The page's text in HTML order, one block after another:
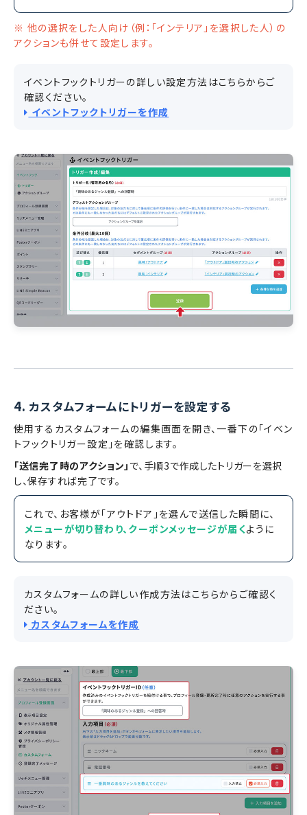
※ 他の選択をした人向け（例：「インテリア」を選択した人）の
アクションも併せて設定します。
イベントフックトリガーの詳しい設定方法はこちらからご
確認ください。
イベントフックトリガーを作成
4. カスタムフォームにトリガーを設定する
使用するカスタムフォームの編集画面を開き、一番下の「イベン
トフックトリガー設定」を確認します。
「送信完了時のアクション」 で、手順3で作成したトリガーを選択
し、保存すれば完了です。
これで、お客様が「アウトドア」を選んで送信した瞬間に、
メニューが切り替わり、クーポンメッセージが届くように
なります。
カスタムフォームの詳しい作成方法はこちらからご確認く
ださい。
カスタムフォームを作成